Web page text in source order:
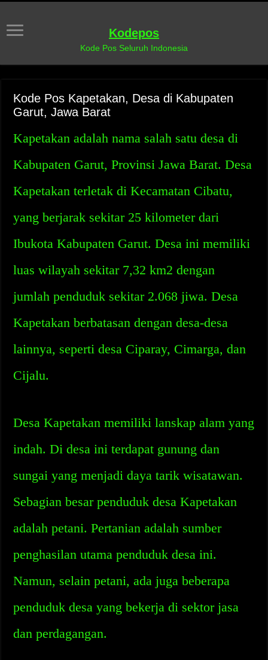
Kodepos
Kode Pos Seluruh Indonesia
Kode Pos Kapetakan, Desa di Kabupaten
Garut, Jawa Barat
Kapetakan adalah nama salah satu desa di
Kabupaten Garut, Provinsi Jawa Barat. Desa
Kapetakan terletak di Kecamatan Cibatu,
yang berjarak sekitar 25 kilometer dari
Ibukota Kabupaten Garut. Desa ini memiliki
luas wilayah sekitar 7,32 km2 dengan
jumlah penduduk sekitar 2.068 jiwa. Desa
Kapetakan berbatasan dengan desa-desa
lainnya, seperti desa Ciparay, Cimarga, dan
Cijalu.
Desa Kapetakan memiliki lanskap alam yang
indah. Di desa ini terdapat gunung dan
sungai yang menjadi daya tarik wisatawan.
Sebagian besar penduduk desa Kapetakan
adalah petani. Pertanian adalah sumber
penghasilan utama penduduk desa ini.
Namun, selain petani, ada juga beberapa
penduduk desa yang bekerja di sektor jasa
dan perdagangan.